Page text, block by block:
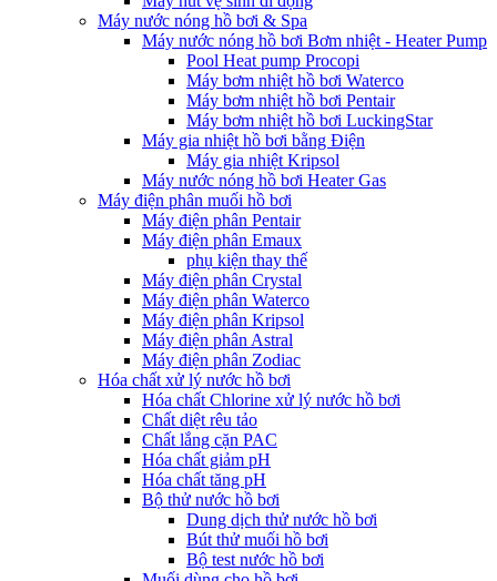
Máy nước nóng hồ bơi & Spa
Máy nước nóng hồ bơi Bơm nhiệt - Heater Pump
Pool Heat pump Procopi
Máy bơm nhiệt hồ bơi Waterco
Máy bơm nhiệt hồ bơi Pentair
Máy bơm nhiệt hồ bơi LuckingStar
Máy gia nhiệt hồ bơi bằng Điện
Máy gia nhiệt Kripsol
Máy nước nóng hồ bơi Heater Gas
Máy điện phân muối hồ bơi
Máy điện phân Pentair
Máy điện phân Emaux
phụ kiện thay thế
Máy điện phân Crystal
Máy điện phân Waterco
Máy điện phân Kripsol
Máy điện phân Astral
Máy điện phân Zodiac
Hóa chất xử lý nước hồ bơi
Hóa chất Chlorine xử lý nước hồ bơi
Chất diệt rêu tảo
Chất lắng cặn PAC
Hóa chất giảm pH
Hóa chất tăng pH
Bộ thử nước hồ bơi
Dung dịch thử nước hồ bơi
Bút thử muối hồ bơi
Bộ test nước hồ bơi